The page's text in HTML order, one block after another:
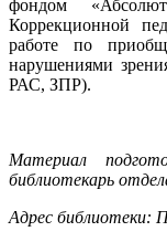
фондом
Коррекционной
работе по
нарушениями
РАС, ЗПР).
Материал
библиотекарь
Адрес библиотеки: